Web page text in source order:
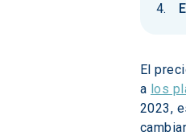
El
a los
2023,